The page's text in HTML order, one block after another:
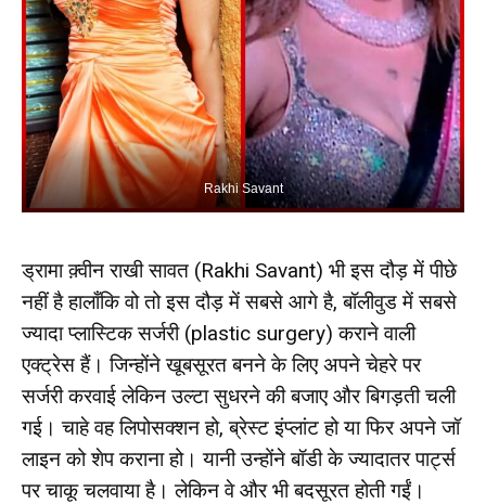
Rakhi Savant
ड्रामा क़्वीन राखी सावत (Rakhi Savant) भी इस दौड़ में पीछे
नहीं है हालाँकि वो तो इस दौड़ में सबसे आगे है, बॉलीवुड में सबसे
ज्यादा प्लास्टिक सर्जरी (plastic surgery) कराने वाली
एक्ट्रेस हैं। जिन्होंने खूबसूरत बनने के लिए अपने चेहरे पर
सर्जरी करवाई लेकिन उल्टा सुधरने की बजाए और बिगड़ती चली
गई। चाहे वह लिपोसक्शन हो, ब्रेस्ट इंप्लांट हो या फिर अपने जॉ
लाइन को शेप कराना हो। यानी उन्होंने बॉडी के ज्यादातर पार्ट्स
पर चाकू चलवाया है। लेकिन वे और भी बदसूरत होती गईं।